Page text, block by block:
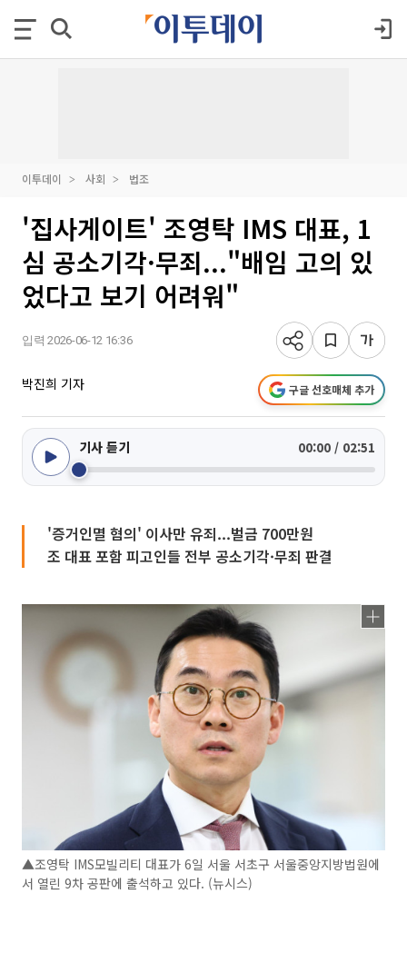
이투데이 사회 법조
'집사게이트' 조영탁 IMS 대표, 1
심 공소기각·무죄..."배임 고의 있
었다고 보기 어려워"
입력 2026-06-12 16:36
박진희 기자 구글 선호매체 추가
기사 듣기 00:00 / 02:51
'증거인멸 혐의' 이사만 유죄...벌금 700만원
조 대표 포함 피고인들 전부 공소기각·무죄 판결
▲조영탁 IMS모빌리티 대표가 6일 서울 서초구 서울중앙지방법원에
서 열린 9차 공판에 출석하고 있다. (뉴시스)